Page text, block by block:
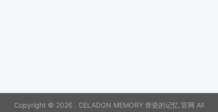
Copyright © 2026 . CELADON MEMORY 青瓷的记忆 官网 All